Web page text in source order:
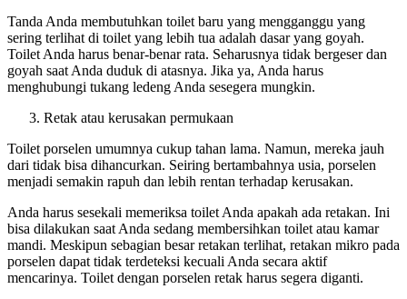
Tanda Anda membutuhkan toilet baru yang mengganggu yang
sering terlihat di toilet yang lebih tua adalah dasar yang goyah.
Toilet Anda harus benar-benar rata. Seharusnya tidak bergeser dan
goyah saat Anda duduk di atasnya. Jika ya, Anda harus
menghubungi tukang ledeng Anda sesegera mungkin.
Retak atau kerusakan permukaan
Toilet porselen umumnya cukup tahan lama. Namun, mereka jauh
dari tidak bisa dihancurkan. Seiring bertambahnya usia, porselen
menjadi semakin rapuh dan lebih rentan terhadap kerusakan.
Anda harus sesekali memeriksa toilet Anda apakah ada retakan. Ini
bisa dilakukan saat Anda sedang membersihkan toilet atau kamar
mandi. Meskipun sebagian besar retakan terlihat, retakan mikro pada
porselen dapat tidak terdeteksi kecuali Anda secara aktif
mencarinya. Toilet dengan porselen retak harus segera diganti.